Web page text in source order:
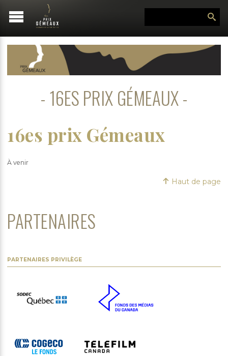
16ES PRIX GÉMEAUX
16es prix Gémeaux
À venir
Haut de page
PARTENAIRES
PARTENAIRES PRIVILÈGE